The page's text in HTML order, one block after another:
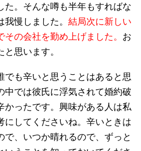
た。そんな噂も半年もすればな
慢しました。 結局次に新しい
その会社を勤め上げました。 お
思います。
でも辛いと思うことはあると思
中では彼氏に浮気されて婚約破
かったです。興味がある人は私
にしてくださいね。辛いときは
で、いつか晴れるので、ずっと